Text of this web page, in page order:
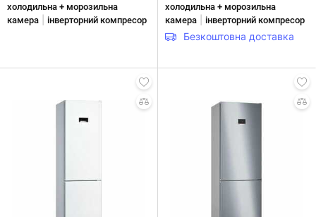
холодильна + морозильна
камера
інверторний компресор
холодильна + морозильна
камера
інверторний компресор
Безкоштовна доставка